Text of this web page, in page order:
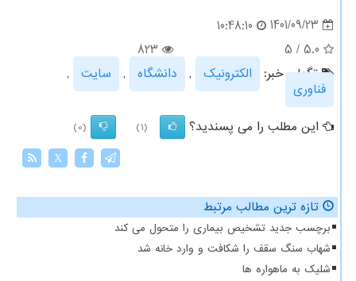
1401/09/23
10:48:10
5.0
/
5
823
تگهای خبر:
الكترونیك , دانشگاه , سایت
,
فناوری
این مطلب را می پسندید؟
(1)
(0)
X
تازه ترین مطالب مرتبط
برچسب جدید تشخیص بیماری را متحول می کند
شهاب سنگ سقف را شکافت و وارد خانه شد
شلیک به ماهواره ها